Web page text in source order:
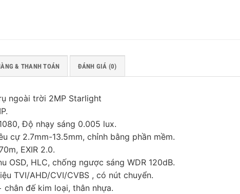
& THANH TOÁN ĐÁNH GIÁ (0)
ngoài trời 2MP Starlight
Độ nhạy sáng 0.005 lux.
cự 2.7mm-13.5mm, chỉnh bằng phần mềm.
EXIR 2.0.
OSD, HLC, chống ngược sáng WDR 120dB.
TVI/AHD/CVI/CVBS , có nút chuyển.
đế kim loại, thân nhựa.